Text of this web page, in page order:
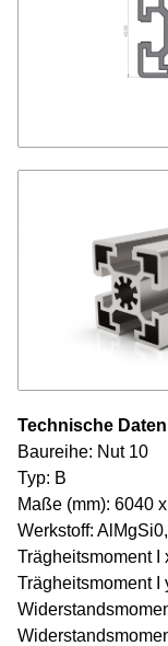
Technische Daten
Baureihe: Nut 10
Typ: B
Maße (mm): 6040
Werkstoff:
Trägheitsmoment I
Trägheitsmoment I